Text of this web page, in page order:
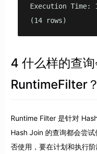
Execution Time:
(14 rows)
4 什么样的查
RuntimeFilter？
Runtime Filter 是针对
Hash Join 的查询都会尝
否使用，要在计划和执行